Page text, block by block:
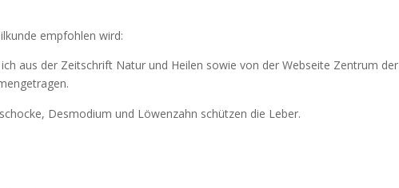
empfohlen wird:
aus der Zeitschrift Natur und Heilen sowie von der Webseite Zentrum der
Desmodium und Löwenzahn schützen die Leber.